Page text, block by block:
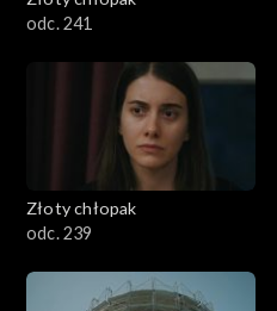
odc. 241
Złoty chłopak
odc. 239